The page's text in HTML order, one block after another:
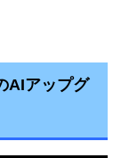
AIアップグ